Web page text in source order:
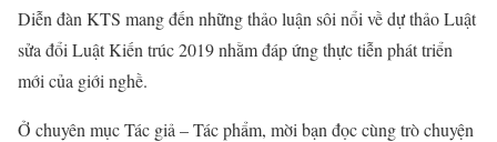
Diễn đàn KTS mang đến những thảo luận sôi nổi về dự thảo Luật
sửa đổi Luật Kiến trúc 2019 nhằm đáp ứng thực tiễn phát triển
mới của giới nghề.
Ở chuyên mục Tác giả – Tác phẩm, mời bạn đọc cùng trò chuyện